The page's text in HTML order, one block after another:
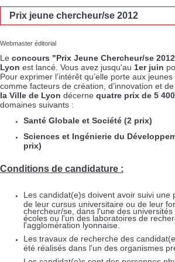
Prix jeune chercheur/se 2012
Webmaster éditorial
Le concours "Prix Jeune Chercheur/se
Lyon est lancé. Vous avez jusqu'au 1er juin
Pour exprimer l’intérêt qu’elle porte aux
comme facteurs de création, d’innovation et
la Ville de Lyon décerne quatre prix de 5
domaines suivants :
Santé Globale et Société (2 prix)
Sciences et Ingénierie du
prix)
Conditions de candidature :
Les candidat(e)s doivent avoir suivi une
de leur cursus universitaire ou de leur
chercheur/se, dans l'une des universités
écoles ou l'un des laboratoires de
l'agglomération lyonnaise.
Les travaux de recherche des
été réalisés dans l'un des organismes